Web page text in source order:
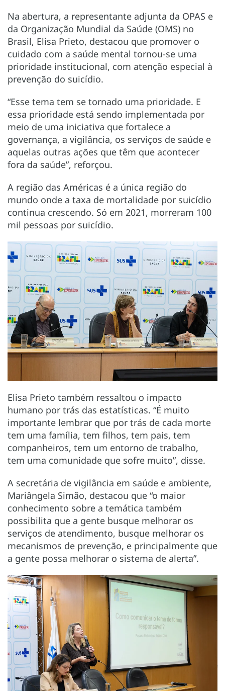
Na abertura, a representante adjunta da OPAS e
da Organização Mundial da Saúde (OMS) no
Brasil, Elisa Prieto, destacou que promover o
cuidado com a saúde mental tornou-se uma
prioridade institucional, com atenção especial à
prevenção do suicídio.
“Esse tema tem se tornado uma prioridade. E
essa prioridade está sendo implementada por
meio de uma iniciativa que fortalece a
governança, a vigilância, os serviços de saúde e
aquelas outras ações que têm que acontecer
fora da saúde”, reforçou.
A região das Américas é a única região do
mundo onde a taxa de mortalidade por suicídio
continua crescendo. Só em 2021, morreram 100
mil pessoas por suicídio.
Elisa Prieto também ressaltou o impacto
humano por trás das estatísticas. “É muito
importante lembrar que por trás de cada morte
tem uma família, tem filhos, tem pais, tem
companheiros, tem um entorno de trabalho,
tem uma comunidade que sofre muito”, disse.
A secretária de vigilância em saúde e ambiente,
Mariângela Simão, destacou que “o maior
conhecimento sobre a temática também
possibilita que a gente busque melhorar os
serviços de atendimento, busque melhorar os
mecanismos de prevenção, e principalmente que
a gente possa melhorar o sistema de alerta”.